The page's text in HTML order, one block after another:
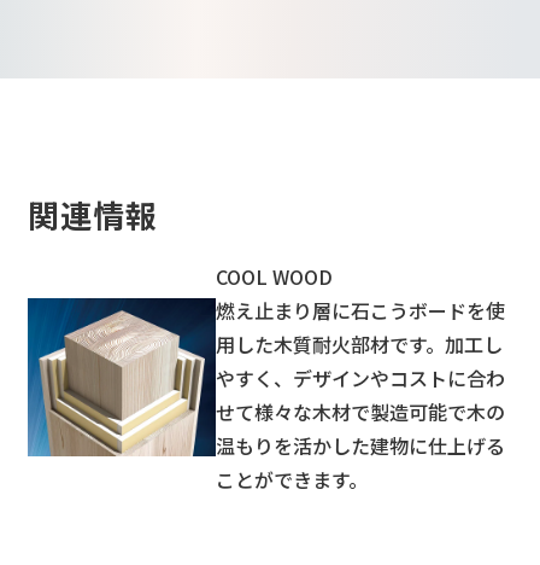
関連情報
COOL WOOD
燃え止まり層に石こうボードを使
用した木質耐火部材です。加工し
やすく、デザインやコストに合わ
せて様々な木材で製造可能で木の
温もりを活かした建物に仕上げる
ことができます。